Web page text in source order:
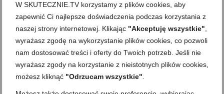
W SKUTECZNIE.TV korzystamy z plików cookies, aby
zapewnić Ci najlepsze doświadczenia podczas korzystania z
naszej strony internetowej. Klikając "Akceptuję wszystkie"
wyrażasz zgodę na wykorzystanie plików cookies, co pozwoli
nam dostosować treści i oferty do Twoich potrzeb. Jeśli nie
wyrażasz zgody na korzystanie z nieistotnych plików cookies,
możesz kliknąć "Odrzucam wszystkie"